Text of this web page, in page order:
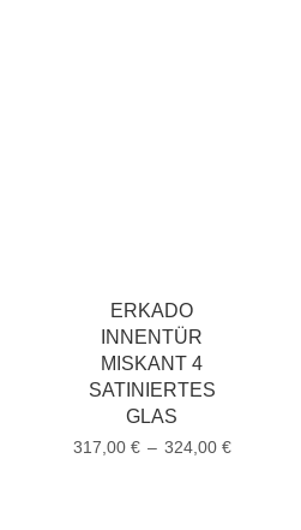
ERKADO
INNENTÜR
MISKANT 4
SATINIERTES
GLAS
317,00 € – 324,00 €